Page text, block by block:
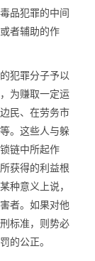
品犯罪的中间
者辅助的作
犯罪分子予以
为赚取一定运
民、在劳务市
。这些人与躲
链中所起作
获得的利益根
种意义上说，
者。如果对他
标准，则势必
的公正。